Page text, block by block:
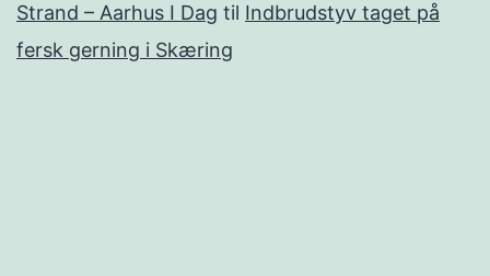
Strand – Aarhus I Dag til Indbrudstyv taget på
fersk gerning i Skæring